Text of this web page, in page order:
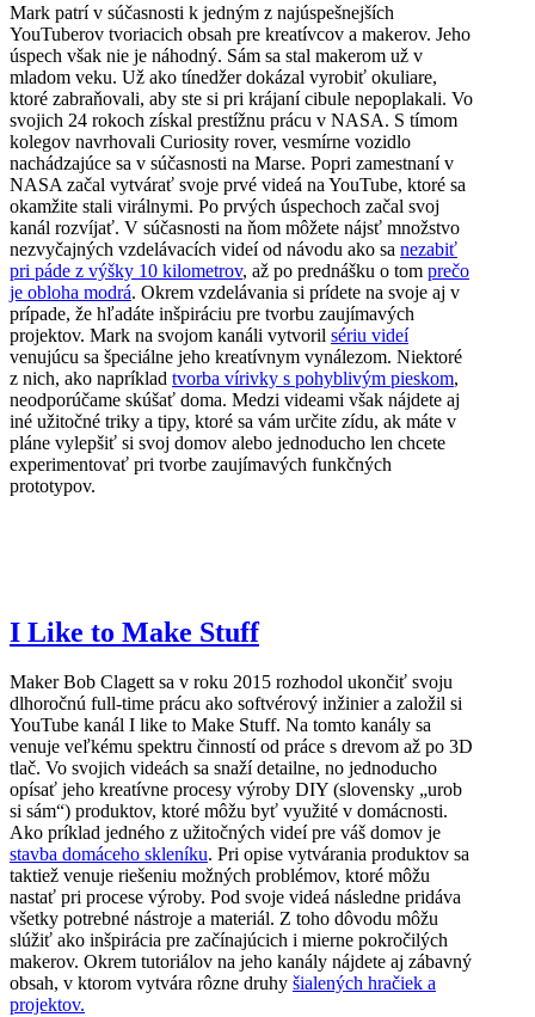
Mark patrí v súčasnosti k jedným z najúspešnejších
YouTuberov tvoriacich obsah pre kreatívcov a makerov. Jeho
úspech však nie je náhodný. Sám sa stal makerom už v
mladom veku. Už ako tínedžer dokázal vyrobiť okuliare,
ktoré zabraňovali, aby ste si pri krájaní cibule nepoplakali. Vo
svojich 24 rokoch získal prestížnu prácu v NASA. S tímom
kolegov navrhovali Curiosity rover, vesmírne vozidlo
nachádzajúce sa v súčasnosti na Marse. Popri zamestnaní v
NASA začal vytvárať svoje prvé videá na YouTube, ktoré sa
okamžite stali virálnymi. Po prvých úspechoch začal svoj
kanál rozvíjať. V súčasnosti na ňom môžete nájsť množstvo
nezvyčajných vzdelávacích videí od návodu ako sa nezabiť
pri páde z výšky 10 kilometrov, až po prednášku o tom prečo
je obloha modrá. Okrem vzdelávania si prídete na svoje aj v
prípade, že hľadáte inšpiráciu pre tvorbu zaujímavých
projektov. Mark na svojom kanáli vytvoril sériu videí
venujúcu sa špeciálne jeho kreatívnym vynálezom. Niektoré
z nich, ako napríklad tvorba vírivky s pohyblivým pieskom,
neodporúčame skúšať doma. Medzi videami však nájdete aj
iné užitočné triky a tipy, ktoré sa vám určite zídu, ak máte v
pláne vylepšiť si svoj domov alebo jednoducho len chcete
experimentovať pri tvorbe zaujímavých funkčných
prototypov.
I Like to Make Stuff
Maker Bob Clagett sa v roku 2015 rozhodol ukončiť svoju
dlhoročnú full-time prácu ako softvérový inžinier a založil si
YouTube kanál I like to Make Stuff. Na tomto kanály sa
venuje veľkému spektru činností od práce s drevom až po 3D
tlač. Vo svojich videách sa snaží detailne, no jednoducho
opísať jeho kreatívne procesy výroby DIY (slovensky „urob
si sám“) produktov, ktoré môžu byť využité v domácnosti.
Ako príklad jedného z užitočných videí pre váš domov je
stavba domáceho skleníku. Pri opise vytvárania produktov sa
taktiež venuje riešeniu možných problémov, ktoré môžu
nastať pri procese výroby. Pod svoje videá následne pridáva
všetky potrebné nástroje a materiál. Z toho dôvodu môžu
slúžiť ako inšpirácia pre začínajúcich i mierne pokročilých
makerov. Okrem tutoriálov na jeho kanály nájdete aj zábavný
obsah, v ktorom vytvára rôzne druhy šialených hračiek a
projektov.